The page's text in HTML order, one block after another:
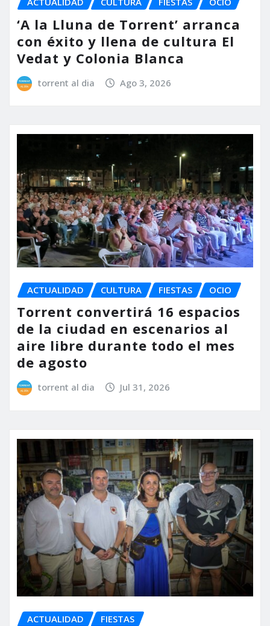
‘A la Lluna de Torrent’ arranca
con éxito y llena de cultura El
Vedat y Colonia Blanca
torrent al dia Ago 3, 2026
ACTUALIDAD CULTURA FIESTAS OCIO
Torrent convertirá 16 espacios
de la ciudad en escenarios al
aire libre durante todo el mes
de agosto
torrent al dia Jul 31, 2026
ACTUALIDAD
FIESTAS